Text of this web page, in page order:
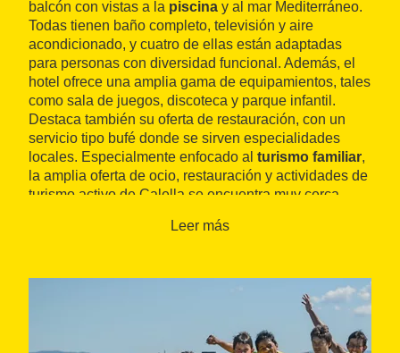
balcón con vistas a la piscina y al mar Mediterráneo.
Todas tienen baño completo, televisión y aire
acondicionado, y cuatro de ellas están adaptadas
para personas con diversidad funcional. Además, el
hotel ofrece una amplia gama de equipamientos, tales
como sala de juegos, discoteca y parque infantil.
Destaca también su oferta de restauración, con un
servicio tipo bufé donde se sirven especialidades
locales. Especialmente enfocado al turismo familiar,
la amplia oferta de ocio, restauración y actividades de
turismo activo de Calella se encuentra muy cerca.
Leer más